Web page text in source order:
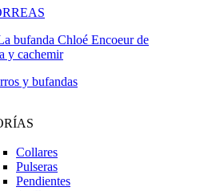
y bufandas
Collares
Pulseras
Pendientes